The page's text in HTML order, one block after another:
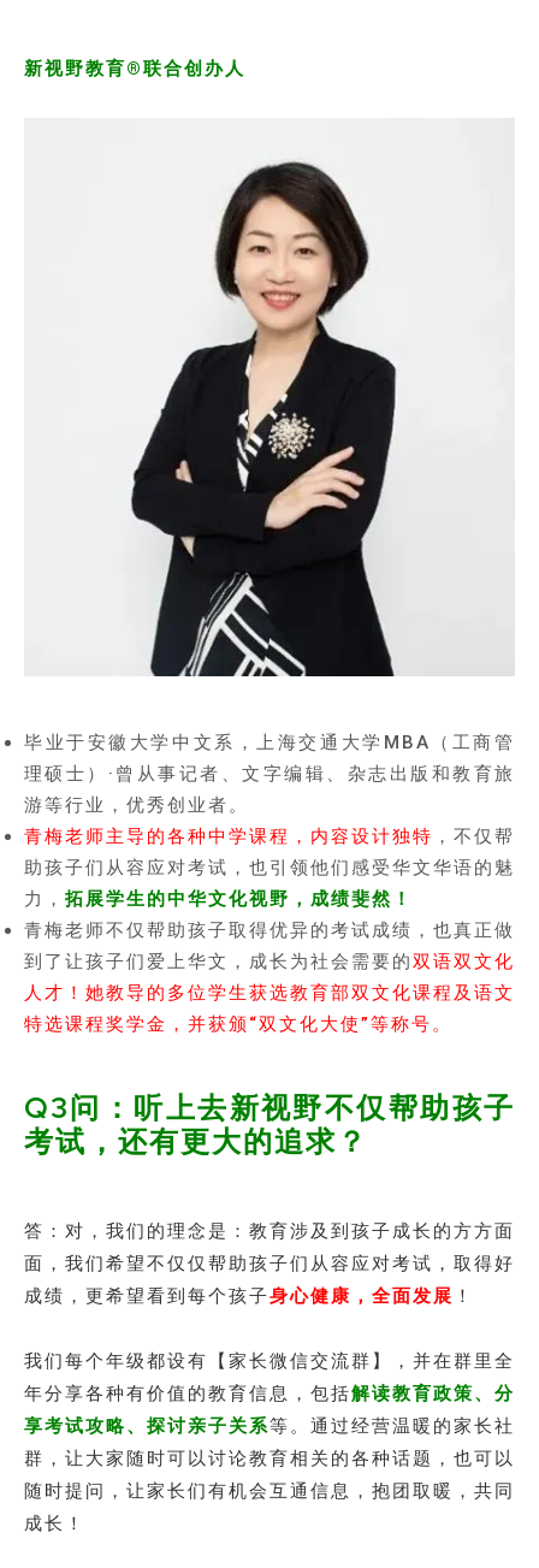
新视野教育®联合创办人
毕业于安徽大学中文系，上海交通大学MBA（工商管
理硕士）·曾从事记者、文字编辑、杂志出版和教育旅
游等行业，优秀创业者。
青梅老师主导的各种中学课程，内容设计独特 ，不仅帮
助孩子们从容应对考试，也引领他们感受华文华语的魅
力， 拓展学生的中华文化视野，成绩斐然！
青梅老师不仅帮助孩子取得优异的考试成绩，也真正做
到了让孩子们爱上华文，成长为社会需要的双语双文化
人才！她教导的多位学生获选教育部双文化课程及语文
特选课程奖学金，并获颁“双文化大使”等称号。
Q3问：听上去新视野不仅帮助孩子
考试，还有更大的追求？
答：对，我们的理念是：教育涉及到孩子成长的方方面
面，我们希望不仅仅帮助孩子们从容应对考试，取得好
成绩，更希望看到每个孩子身心健康，全面发展 ！
我们每个年级都设有【家长微信交流群】，并在群里全
年分享各种有价值的教育信息，包括解读教育政策、分
享考试攻略、探讨亲子关系等。通过经营温暖的家长社
群，让大家随时可以讨论教育相关的各种话题，也可以
随时提问，让家长们有机会互通信息，抱团取暖，共同
成长！